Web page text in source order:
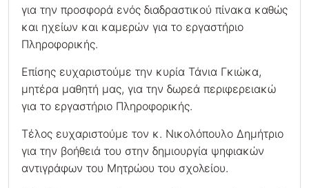
για την προσφορά ενός διαδραστικού πίνακα καθώς
και ηχείων και καμερών για το εργαστήριο
Πληροφορικής.
Επίσης ευχαριστούμε την κυρία Τάνια Γκιώκα,
μητέρα μαθητή μας, για την δωρεά περιφερειακώ
για το εργαστήριο Πληροφορικής.
Τέλος ευχαριστούμε τον κ. Νικολόπουλο Δημήτριο
για την βοήθειά του στην δημιουργία ψηφιακών
αντιγράφων του Μητρώου του σχολείου.